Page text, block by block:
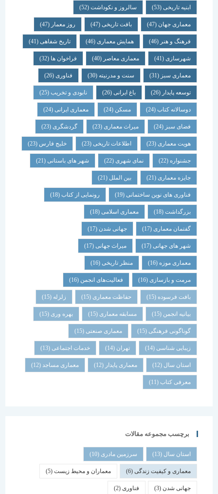
ابنیه تاریخی(53) سالروز و نکوداشت(52)
معماری جهان (47) بافت تاریخی(47) روز معمار(47)
فرهنگ و هنر(46) همایش معماری (46) تاریخ شفاهی (41)
شهرسازی(41) معماری معاصر(40) فراخوان ها (32)
معماری سبز(31) سنت و مدرنیته(30) فناوری (26)
توسعه پایدار(26) باغ ایرانی(26) نابودی و تخریب(25)
دوسالانه کتاب(24) مسکن (24) معماری ایرانی(24)
فضای سبز(24) میراث معماری (23) گردشگری (23)
هویت معماری (23) اطلاعات تاریخی(23) خلیج فارس(23)
جشنواره(22) نمای شهری(22) شهر های باستانی (21)
جایزه معماری (21) بین الملل(21)
فناوری های نوین ساختمانی(19) رونمایی از کتاب (18)
بزرگداشت (18) معماری اسلامی(18)
گفتمان معماری (17) جهانی شدن(17)
شهر های جهانی(17) میراث جهانی(17)
معماری موزه(16) منظر تاریخی (16)
مرمت و بازسازی(16) فعالیت‌های انجمن(16)
بافت فرسوده (15) حفاظت معماری (15) زلزله
بیانیه انجمن(15) مسابقه معماری (15) بهره وری(15)
گوناگونی فرهنگی (15) معماری صنعتی(15)
زیبایی شناسی (14) تهران خدمات اجتماعی (13)
استان سال(12) معماری پایدار (12) معماری مساجد(12)
معرفی کتاب(11)
برچسب مجموعه مقالات
استان سال(13) سرزمین مادری(10)
معماری و کیفیت زندگی(6) معماران و محیط زیست(5)
جهانی شدن(3) فناوری (2)